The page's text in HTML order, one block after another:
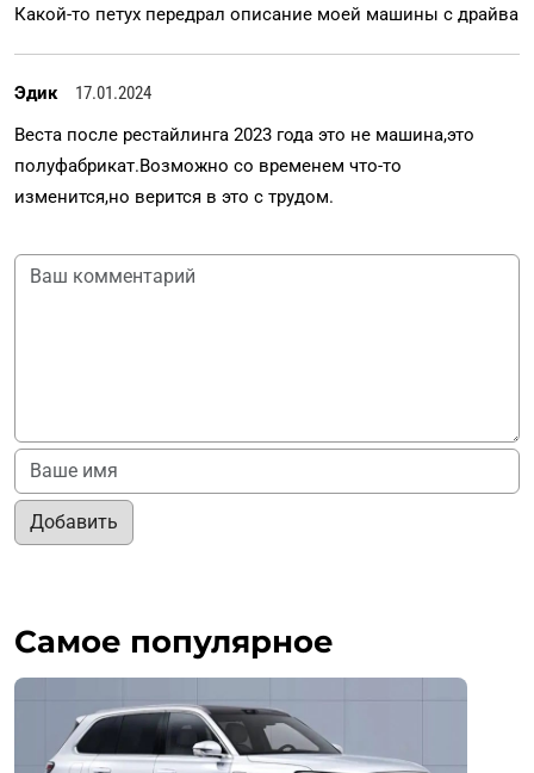
Какой-то петух передрал описание моей машины с драйва
Эдик
17.01.2024
Веста после рестайлинга 2023 года это не машина,это
полуфабрикат.Возможно со временем что-то
изменится,но верится в это с трудом.
Добавить
Самое популярное